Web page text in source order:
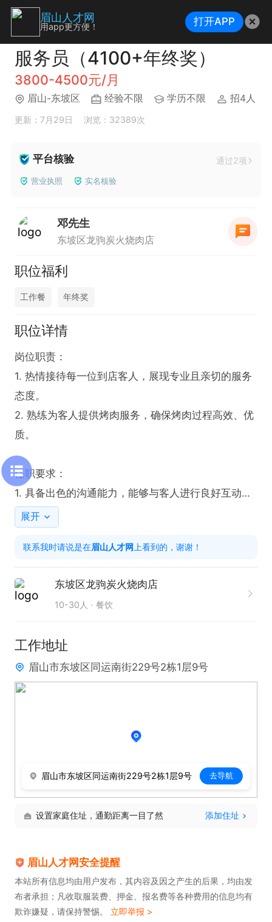
服务员（4100+年终奖）
3800-4500元/月
眉山-东坡区 经验不限 学历不限 招4人
更新：7月29日 浏览：32389次
平台核验 通过2项
营业执照 实名核验
邓先生
东坡区龙驹炭火烧肉店
职位福利
工作餐 年终奖
职位详情
岗位职责：
1. 热情接待每一位到店客人，展现专业且亲切的服务
态度。
2. 熟练为客人提供烤肉服务，确保烤肉过程高效、优
质。
任职要求：
1. 具备出色的沟通能力，能够与客人进行良好互动。
2. 拥有烤肉店或餐饮服务工作经验者优先考虑。
展开
联系我时请说是在眉山人才网 上看到的，谢谢！
东坡区龙驹炭火烧肉店
10-30人 餐饮
工作地址
眉山市东坡区同运南街229号2栋1层9号
眉山市东坡区同运南街229号2栋1层9号 去导航
设置家庭住址，通勤距离一目了然 添加住址
眉山人才网安全提醒
本站所有信息均由用户发布，其内容及因之产生的后果，均由发
布者承担；凡收取服装费、押金、报名费等各种费用的信息均有
欺诈嫌疑，请保持警惕。 立即举报 >
眉山人才网
用app更方便！ 打开APP